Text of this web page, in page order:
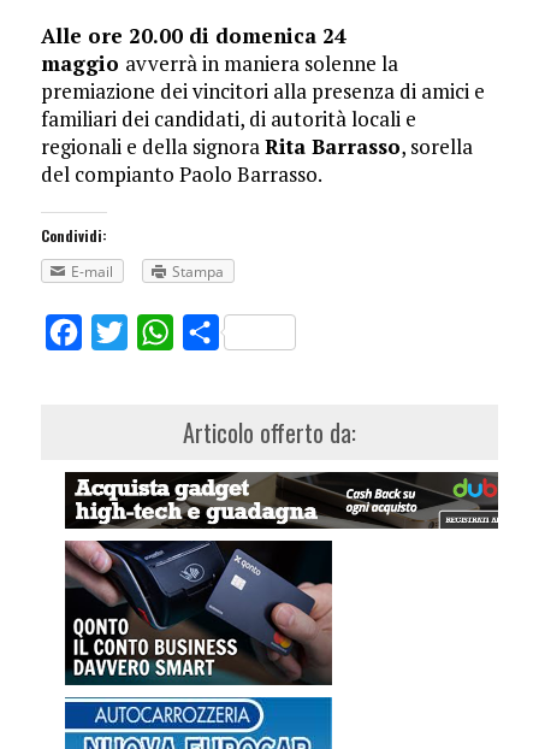
Alle ore 20.00 di domenica 24
maggio avverrà in maniera solenne la
premiazione dei vincitori alla presenza di amici e
familiari dei candidati, di autorità locali e
regionali e della signoraRita Barrasso, sorella
del compianto Paolo Barrasso.
Condividi:
E-mail
Stampa
FacebookTwitterWhatsApp
Share
Articolo offerto da: